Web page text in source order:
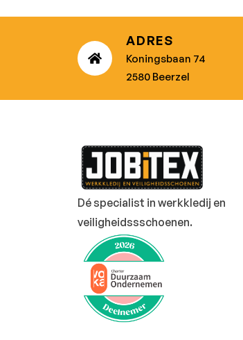
ADRES
Koningsbaan 74
2580 Beerzel
Dé specialist in werkkledij en
veiligheidssschoenen.